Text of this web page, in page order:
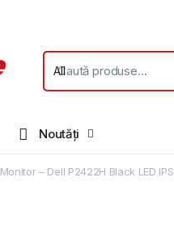
Noutăți
Monitor – Dell P2422H Black LED IPS